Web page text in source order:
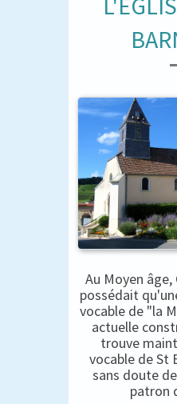
Au Moyen âge,
possédait
vocable de "la
actuelle
trouve
vocable de St
sans doute
patron